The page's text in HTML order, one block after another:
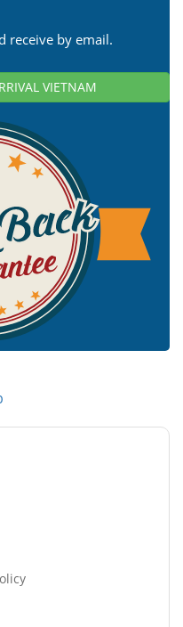
receive by email.
VIETNAM